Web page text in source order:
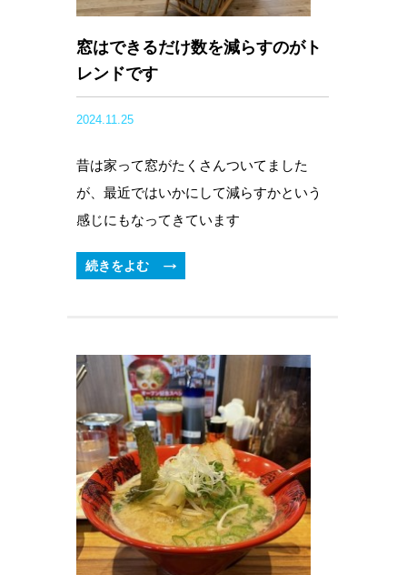
窓はできるだけ数を減らすのがト
レンドです
2024.11.25
昔は家って窓がたくさんついてました
が、最近ではいかにして減らすかという
感じにもなってきています
続きをよむ